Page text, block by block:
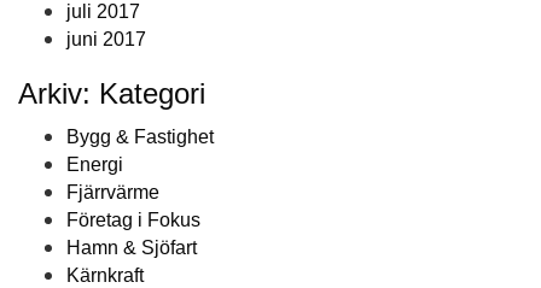
juli 2017
juni 2017
Arkiv: Kategori
Bygg & Fastighet
Energi
Fjärrvärme
Företag i Fokus
Hamn & Sjöfart
Kärnkraft